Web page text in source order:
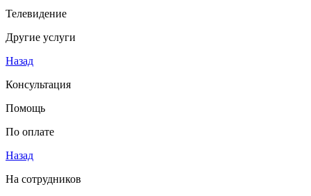
Телевидение
Другие услуги
Назад
Консультация
Помощь
По оплате
Назад
На сотрудников